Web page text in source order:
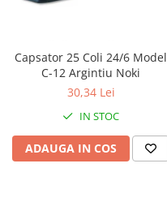
Capsator 25 Coli 24/6 Model
C-12 Argintiu Noki
30,34 Lei
IN STOC
ADAUGA IN COS